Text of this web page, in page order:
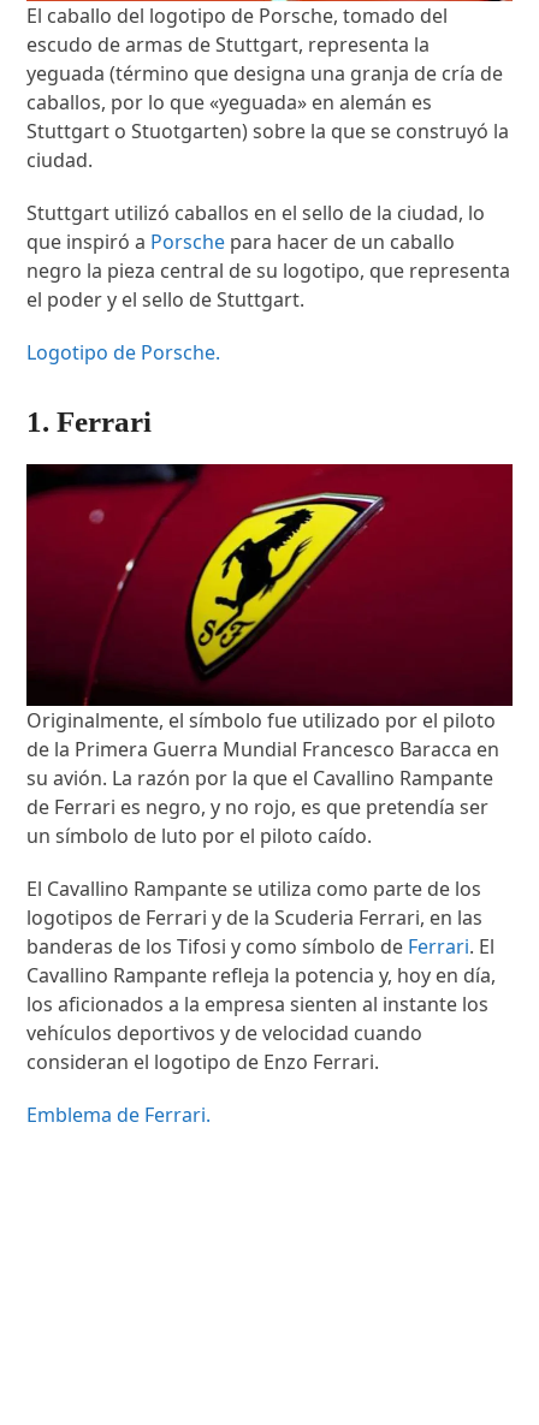
El caballo del logotipo de Porsche, tomado del
escudo de armas de Stuttgart, representa la
yeguada (término que designa una granja de cría de
caballos, por lo que «yeguada» en alemán es
Stuttgart o Stuotgarten) sobre la que se construyó la
ciudad.
Stuttgart utilizó caballos en el sello de la ciudad, lo
que inspiró a Porsche para hacer de un caballo
negro la pieza central de su logotipo, que representa
el poder y el sello de Stuttgart.
Logotipo de Porsche.
1. Ferrari
Originalmente, el símbolo fue utilizado por el piloto
de la Primera Guerra Mundial Francesco Baracca en
su avión. La razón por la que el Cavallino Rampante
de Ferrari es negro, y no rojo, es que pretendía ser
un símbolo de luto por el piloto caído.
El Cavallino Rampante se utiliza como parte de los
logotipos de Ferrari y de la Scuderia Ferrari, en las
banderas de los Tifosi y como símbolo de Ferrari. El
Cavallino Rampante refleja la potencia y, hoy en día,
los aficionados a la empresa sienten al instante los
vehículos deportivos y de velocidad cuando
consideran el logotipo de Enzo Ferrari.
Emblema de Ferrari.